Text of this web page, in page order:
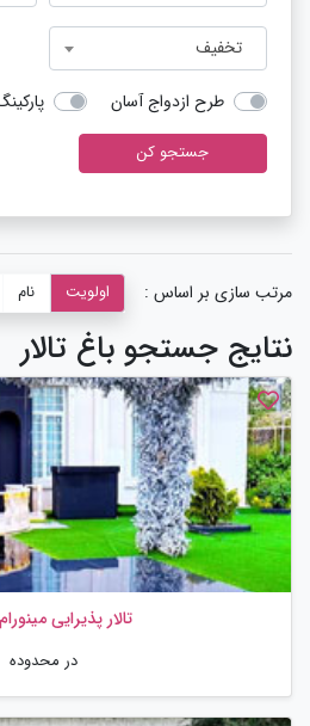
تخفیف
طرح ازدواج آسان
جستجو کن
مرتب سازی بر اساس : اولویت نام
نتایج جستجو باغ تالار
تالار پذیرایی
در محدوده